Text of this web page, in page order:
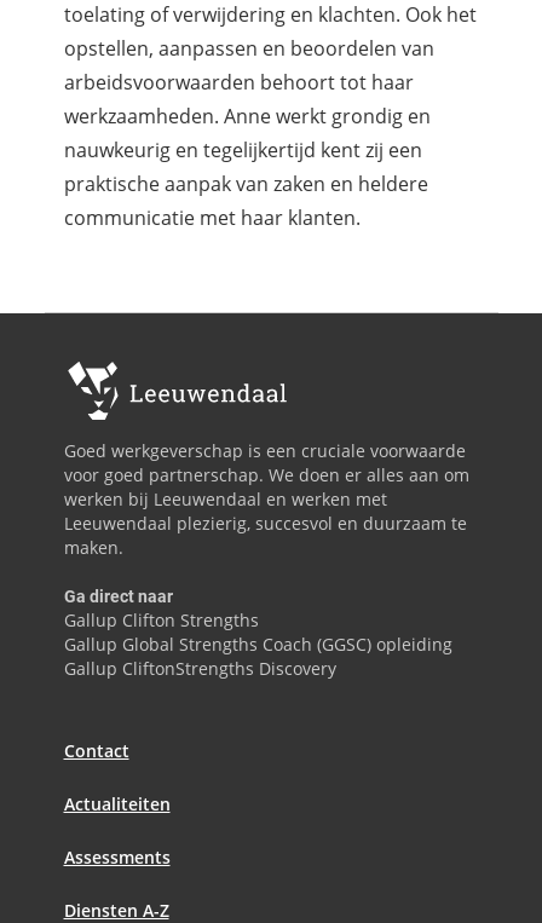
toelating of verwijdering en klachten. Ook het
opstellen, aanpassen en beoordelen van
arbeidsvoorwaarden behoort tot haar
werkzaamheden. Anne werkt grondig en
nauwkeurig en tegelijkertijd kent zij een
praktische aanpak van zaken en heldere
communicatie met haar klanten.
Goed werkgeverschap is een cruciale voorwaarde
voor goed partnerschap. We doen er alles aan om
werken bij Leeuwendaal en werken met
Leeuwendaal plezierig, succesvol en duurzaam te
maken.
Ga direct naar
Gallup Clifton Strengths
Gallup Global Strengths Coach (GGSC) opleiding
Gallup CliftonStrengths Discovery
Contact
Actualiteiten
Assessments
Diensten A-Z